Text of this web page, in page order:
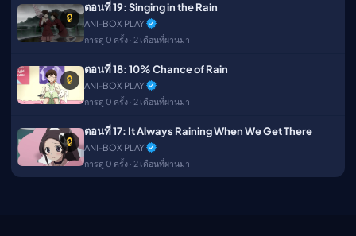
🔒
ตอนที่ 19: Singing in the Rain
ANI-BOX PLAY
การดู 0 ครั้ง · 2 เดือนที่ผ่านมา
🔒
ตอนที่ 18: 10% Chance of Rain
ANI-BOX PLAY
การดู 0 ครั้ง · 2 เดือนที่ผ่านมา
🔒
ตอนที่ 17: It Always Raining When We Get There
ANI-BOX PLAY
การดู 0 ครั้ง · 2 เดือนที่ผ่านมา